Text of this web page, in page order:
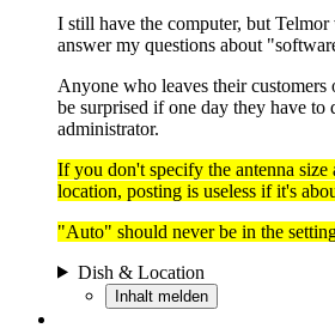
I still have the computer, but
answer my questions about
Anyone who leaves their
be surprised if one day they have
administrator.
If you don't specify the antenna size
location, posting is useless if it's
"Auto" should never be in the
Dish & Location
Inhalt melden